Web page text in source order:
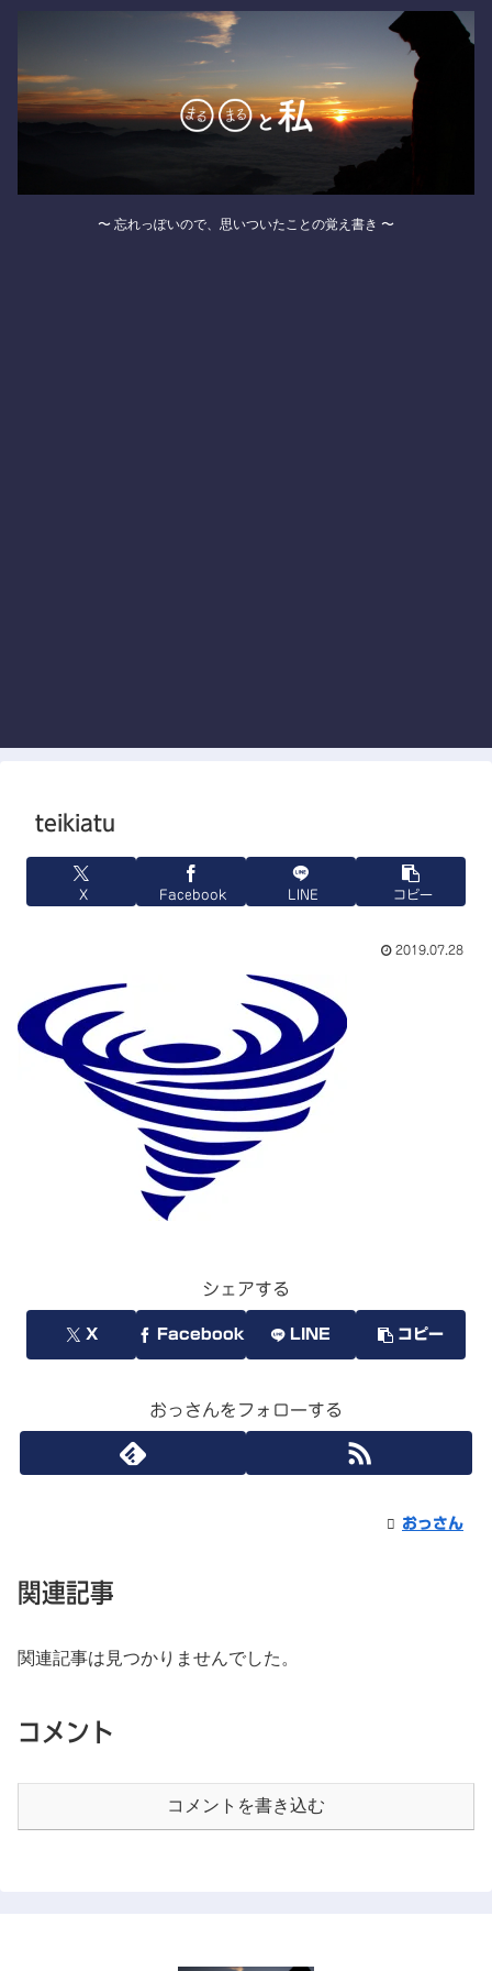
〜 忘れっぽいので、思いついたことの覚え書き 〜
teikiatu
X Facebook LINE コピー
2019.07.28
シェアする
X Facebook LINE コピー
おっさんをフォローする
おっさん
関連記事
関連記事は見つかりませんでした。
コメント
コメントを書き込む